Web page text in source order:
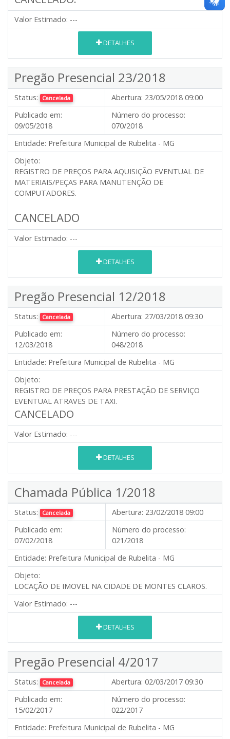
Valor Estimado: ---
DETALHES
Pregão Presencial 23/2018
Status: Cancelada Abertura: 23/05/2018 09:00
Publicado em:
09/05/2018
Número do processo:
070/2018
Entidade: Prefeitura Municipal de Rubelita - MG
Objeto:
REGISTRO DE PREÇOS PARA AQUISIÇÃO EVENTUAL DE
MATERIAIS/PEÇAS PARA MANUTENÇÃO DE
COMPUTADORES.
CANCELADO
Valor Estimado: ---
DETALHES
Pregão Presencial 12/2018
Status: Cancelada Abertura: 27/03/2018 09:30
Publicado em:
12/03/2018
Número do processo:
048/2018
Entidade: Prefeitura Municipal de Rubelita - MG
Objeto:
REGISTRO DE PREÇOS PARA PRESTAÇÃO DE SERVIÇO
EVENTUAL ATRAVES DE TAXI.
CANCELADO
Valor Estimado: ---
DETALHES
Chamada Pública 1/2018
Status: Cancelada Abertura: 23/02/2018 09:00
Publicado em:
07/02/2018
Número do processo:
021/2018
Entidade: Prefeitura Municipal de Rubelita - MG
Objeto:
LOCAÇÃO DE IMOVEL NA CIDADE DE MONTES CLAROS.
Valor Estimado: ---
DETALHES
Pregão Presencial 4/2017
Status: Cancelada Abertura: 02/03/2017 09:30
Publicado em:
15/02/2017
Número do processo:
022/2017
Entidade: Prefeitura Municipal de Rubelita - MG